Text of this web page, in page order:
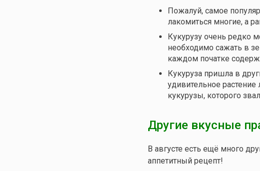
Пожалуй, самое
лакомиться многие, а
Кукурузу очень редко
необходимо сажать в
каждом початке
Кукуруза пришла в
удивительное
кукурузы, которого
Другие вкусные
В августе есть ещё много
аппетитный рецепт!